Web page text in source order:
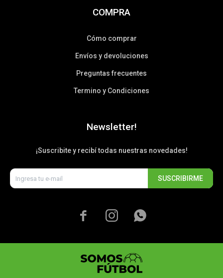
COMPRA
Cómo comprar
Envíos y devoluciones
Preguntas frecuentes
Termino y Condiciones
Newsletter!
¡Suscribite y recibí todas nuestras novedades!
SUSCRIBIRME
  